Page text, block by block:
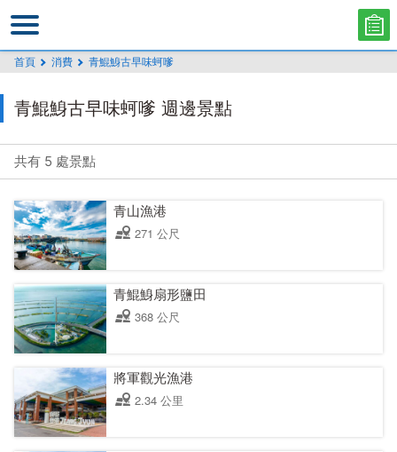
到
主
要
內
首頁 消費 青鯤鯓古早味蚵嗲
青鯤鯓古早味蚵嗲 週邊景點
共有 5 處景點
青山漁港
271 公尺
青鯤鯓扇形鹽田
368 公尺
將軍觀光漁港
2.34 公里